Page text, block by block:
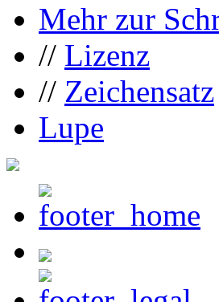
Mehr zur
// Lizenz
// Zeichensatz
Lupe